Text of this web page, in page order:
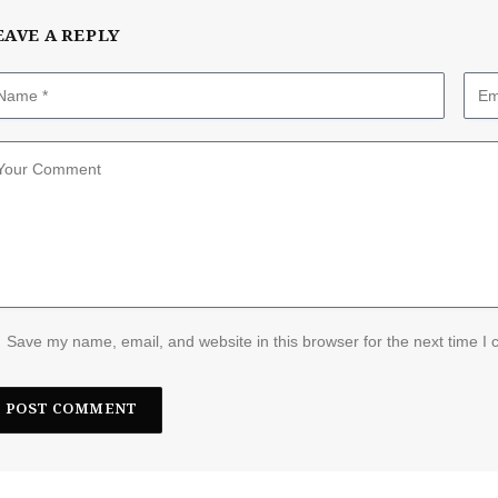
A REPLY
Save my name, email, and website in this browser for the next time I